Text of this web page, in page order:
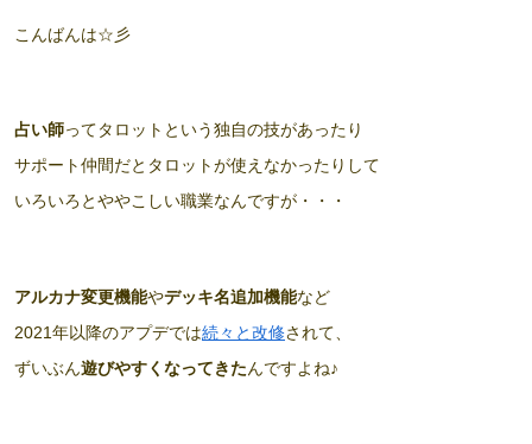
こんばんは☆彡
占い師ってタロットという独自の技があったり
サポート仲間だとタロットが使えなかったりして
いろいろとややこしい職業なんですが・・・
アルカナ変更機能やデッキ名追加機能など
2021年以降のアプデでは続々と改修されて、
ずいぶん遊びやすくなってきたんですよね♪